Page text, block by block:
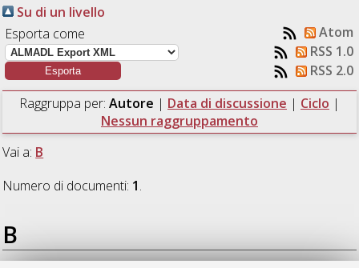
Su di un livello
Esporta come
Atom
RSS 1.0
RSS 2.0
Raggruppa per: Autore | Data di discussione | Ciclo |
Nessun raggruppamento
Vai a: B
Numero di documenti: 1.
B